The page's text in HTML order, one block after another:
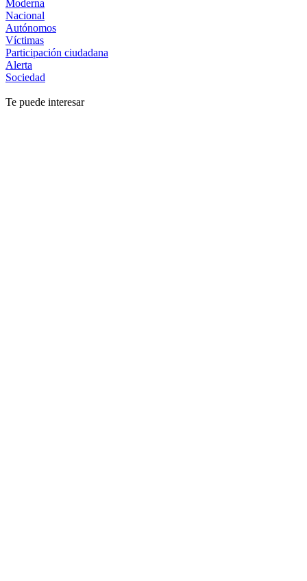
Moderna
Nacional
Autónomos
Víctimas
Participación ciudadana
Alerta
Sociedad
Te puede interesar